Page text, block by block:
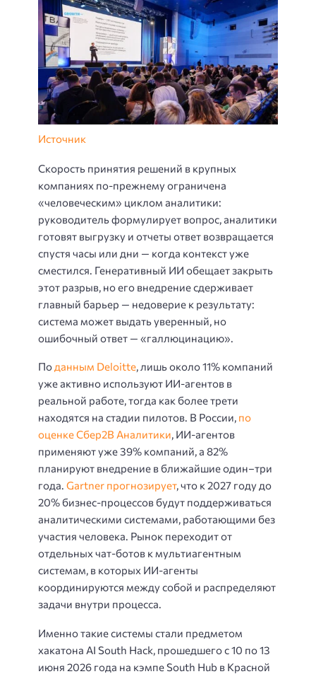
Источник
Скорость принятия решений в крупных
компаниях по-прежнему ограничена
«человеческим» циклом аналитики:
руководитель формулирует вопрос, аналитики
готовят выгрузку и отчеты ответ возвращается
спустя часы или дни — когда контекст уже
сместился. Генеративный ИИ обещает закрыть
этот разрыв, но его внедрение сдерживает
главный барьер — недоверие к результату:
система может выдать уверенный, но
ошибочный ответ — «галлюцинацию».
По данным Deloitte, лишь около 11% компаний
уже активно используют ИИ-агентов в
реальной работе, тогда как более трети
находятся на стадии пилотов. В России, по
оценке Сбер2В Аналитики, ИИ-агентов
применяют уже 39% компаний, а 82%
планируют внедрение в ближайшие один–три
года. Gartner прогнозирует, что к 2027 году до
20% бизнес-процессов будут поддерживаться
аналитическими системами, работающими без
участия человека. Рынок переходит от
отдельных чат-ботов к мультиагентным
системам, в которых ИИ-агенты
координируются между собой и распределяют
задачи внутри процесса.
Именно такие системы стали предметом
хакатона AI South Hack, прошедшего с 10 по 13
июня 2026 года на кэмпе South Hub в Красной